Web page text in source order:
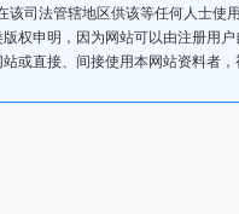
该司法管辖地区供该等任何人士使
权申明，因为网站可以由注册用
或直接、间接使用本网站资料者，